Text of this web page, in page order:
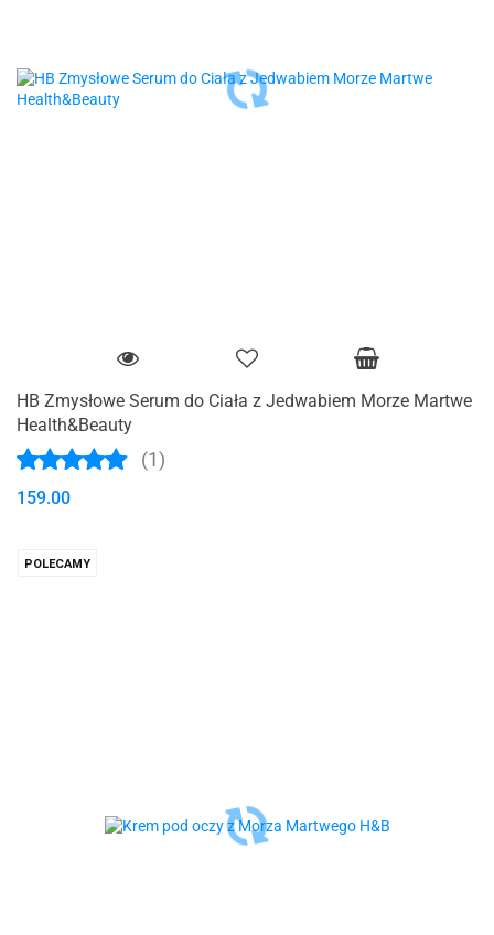
HB Zmysłowe Serum do Ciała z Jedwabiem Morze Martwe
Health&Beauty
(1)
159.00
POLECAMY